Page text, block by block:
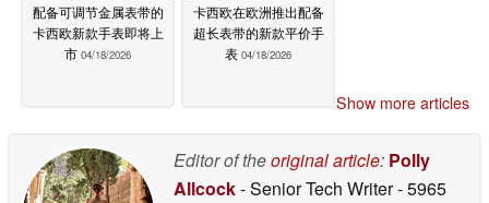
配备可调节金属表带的
卡西欧新款手表即将上
市 04/18/2026
卡西欧在欧洲推出配备
超长表带的新款平价手
表 04/18/2026
Show more articles
Editor of theoriginal article: Polly
Allcock- Senior Tech Writer- 5965